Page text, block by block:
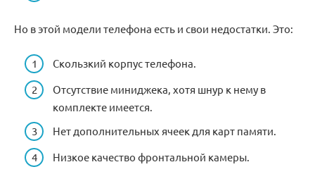
Но в этой модели телефона есть и свои недостатки. Это:
Скользкий корпус телефона.
Отсутствие миниджека, хотя шнур к нему в
комплекте имеется.
Нет дополнительных ячеек для карт памяти.
Низкое качество фронтальной камеры.